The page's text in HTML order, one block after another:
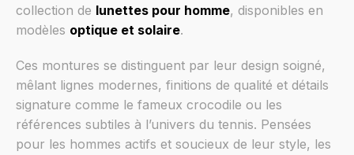
collection de lunettes pour homme, disponibles en
modèles optique et solaire.
Ces montures se distinguent par leur design soigné,
mêlant lignes modernes, finitions de qualité et détails
signature comme le fameux crocodile ou les
références subtiles à l’univers du tennis. Pensées
pour les hommes actifs et soucieux de leur style, les